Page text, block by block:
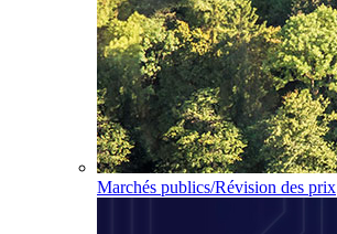
Marchés publics/Révision des prix